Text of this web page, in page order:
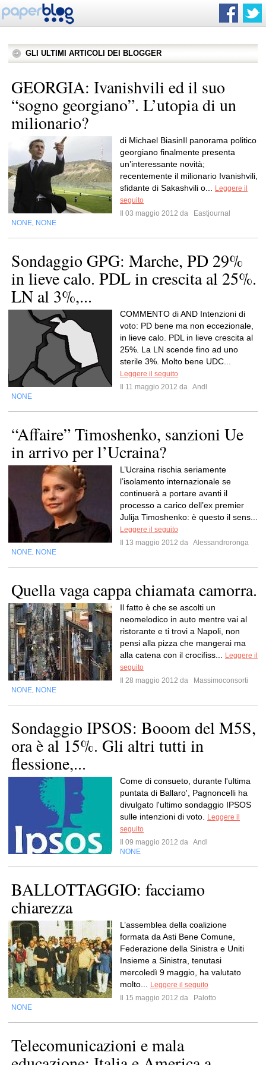
GLI ULTIMI ARTICOLI DEI BLOGGER
GEORGIA: Ivanishvili ed il suo
“sogno georgiano”. L’utopia di un
milionario?
di Michael BiasinIl panorama politico
georgiano finalmente presenta
un’interessante novità;
recentemente il milionario Ivanishvili,
sfidante di Sakashvili o...
Leggere il
seguito
Il 03 maggio 2012 da
Eastjournal
NONE NONE
Sondaggio GPG: Marche, PD 29%
in lieve calo. PDL in crescita al 25%.
LN al 3%,...
COMMENTO di AND Intenzioni di
voto: PD bene ma non eccezionale,
in lieve calo. PDL in lieve crescita al
25%. La LN scende fino ad uno
sterile 3%. Molto bene UDC...
Leggere il seguito
Il 11 maggio 2012 da Andl
NONE
“Affaire” Timoshenko, sanzioni Ue
in arrivo per l’Ucraina?
L’Ucraina rischia seriamente
l’isolamento internazionale se
continuerà a portare avanti il
processo a carico dell’ex premier
Julija Timoshenko: è questo il sens...
Leggere il seguito
Il 13 maggio 2012 da Alessandroronga
NONE NONE
Quella vaga cappa chiamata camorra.
Il fatto è che se ascolti un
neomelodico in auto mentre vai al
ristorante e ti trovi a Napoli, non
pensi alla pizza che mangerai ma
alla catena con il crocifiss...
Leggere il
seguito
Il 28 maggio 2012 da
Massimoconsorti
NONE NONE
Sondaggio IPSOS: Booom del M5S,
ora è al 15%. Gli altri tutti in
flessione,...
Come di consueto, durante l'ultima
puntata di Ballaro', Pagnoncelli ha
divulgato l'ultimo sondaggio IPSOS
sulle intenzioni di voto.
Leggere il
seguito
Il 09 maggio 2012 da Andl
NONE
BALLOTTAGGIO: facciamo
chiarezza
L’assemblea della coalizione
formata da Asti Bene Comune,
Federazione della Sinistra e Uniti
Insieme a Sinistra, tenutasi
mercoledì 9 maggio, ha valutato
molto...
Leggere il seguito
Il 15 maggio 2012 da
Palotto
NONE
Telecomunicazioni e mala